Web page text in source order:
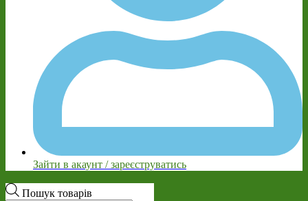
Зайти в акаунт / зареєструватись
Пошук товарів